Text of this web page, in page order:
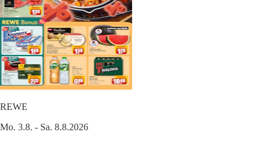
REWE
Mo. 3.8. - Sa. 8.8.2026